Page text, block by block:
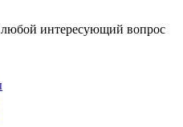
интересующий вопрос